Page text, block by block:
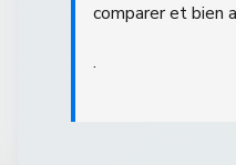
comparer et bien
.